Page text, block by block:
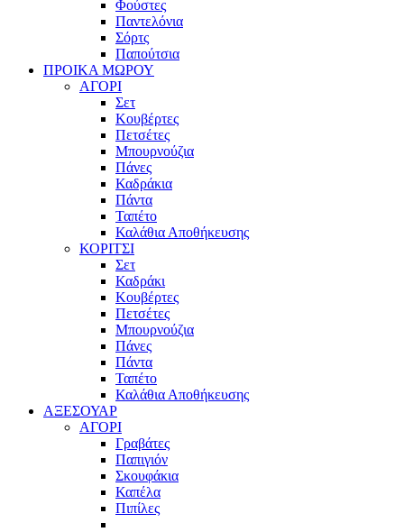
Φούστες
Παντελόνια
Σόρτς
Παπούτσια
ΠΡΟΙΚΑ ΜΩΡΟΥ
ΑΓΟΡΙ
Σετ
Κουβέρτες
Πετσέτες
Μπουρνούζια
Πάνες
Καδράκια
Πάντα
Ταπέτο
Καλάθια Αποθήκευσης
ΚΟΡΙΤΣΙ
Σετ
Καδράκι
Κουβέρτες
Πετσέτες
Μπουρνούζια
Πάνες
Πάντα
Ταπέτο
Καλάθια Αποθήκευσης
ΑΞΕΣΟΥΑΡ
ΑΓΟΡΙ
Γραβάτες
Παπιγιόν
Σκουφάκια
Καπέλα
Πιπίλες